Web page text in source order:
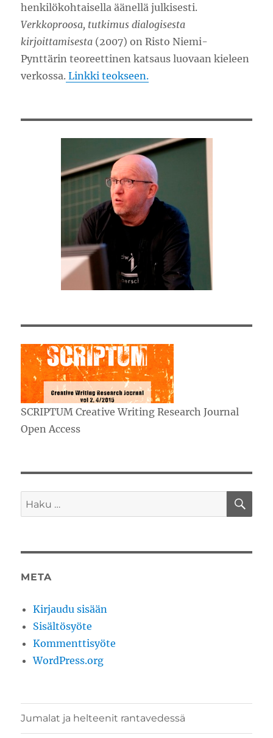
henkilökohtaisella äänellä julkisesti.
Verkkoproosa, tutkimus dialogisesta
kirjoittamisesta (2007) on Risto Niemi-
Pynttärin teoreettinen katsaus luovaan kieleen
verkossa. Linkki teokseen.
SCRIPTUM Creative Writing Research Journal
Open Access
Etsi:
META
Kirjaudu sisään
Sisältösyöte
Kommenttisyöte
WordPress.org
Jumalat ja helteenit rantavedessä